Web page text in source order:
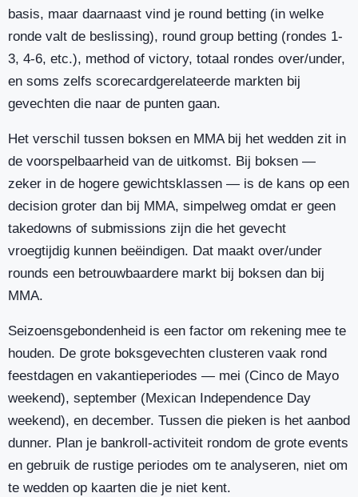
basis, maar daarnaast vind je round betting (in welke
ronde valt de beslissing), round group betting (rondes 1-
3, 4-6, etc.), method of victory, totaal rondes over/under,
en soms zelfs scorecardgerelateerde markten bij
gevechten die naar de punten gaan.
Het verschil tussen boksen en MMA bij het wedden zit in
de voorspelbaarheid van de uitkomst. Bij boksen —
zeker in de hogere gewichtsklassen — is de kans op een
decision groter dan bij MMA, simpelweg omdat er geen
takedowns of submissions zijn die het gevecht
vroegtijdig kunnen beëindigen. Dat maakt over/under
rounds een betrouwbaardere markt bij boksen dan bij
MMA.
Seizoensgebondenheid is een factor om rekening mee te
houden. De grote boksgevechten clusteren vaak rond
feestdagen en vakantieperiodes — mei (Cinco de Mayo
weekend), september (Mexican Independence Day
weekend), en december. Tussen die pieken is het aanbod
dunner. Plan je bankroll-activiteit rondom de grote events
en gebruik de rustige periodes om te analyseren, niet om
te wedden op kaarten die je niet kent.